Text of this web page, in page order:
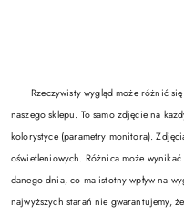
Rzeczywisty wygląd może różnić się
naszego sklepu. To samo zdjęcie na
kolorystyce (parametry monitora).
oświetleniowych. Różnica może
danego dnia, co ma istotny wpływ na
najwyższych starań nie gwarantujemy,